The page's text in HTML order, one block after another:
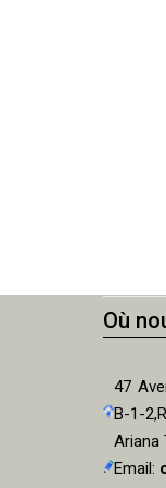
Où
47
B-1-
Ariana
Email: